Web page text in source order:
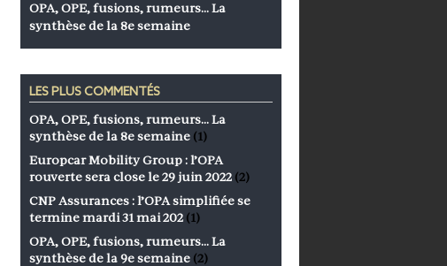
OPA, OPE, fusions, rumeurs… La
synthèse de la 8e semaine
LES PLUS COMMENTÉS
OPA, OPE, fusions, rumeurs… La
synthèse de la 8e semaine (1)
Europcar Mobility Group : l’OPA
rouverte sera close le 29 juin 2022 (2)
CNP Assurances : l’OPA simplifiée se
termine mardi 31 mai 202 (1)
OPA, OPE, fusions, rumeurs… La
synthèse de la 9e semaine (2)